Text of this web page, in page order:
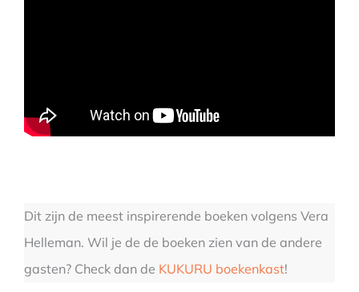
Dit zijn de meest inspirerende boeken volgens Vera
Helleman. Wil je de de boeken zien van de andere
gasten? Check dan de KUKURU boekenkast!